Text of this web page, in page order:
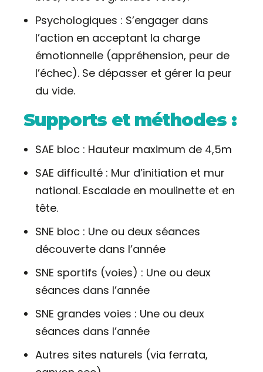
Psychologiques : S’engager dans
l’action en acceptant la charge
émotionnelle (appréhension, peur de
l’échec). Se dépasser et gérer la peur
du vide.
Supports et méthodes :
SAE bloc : Hauteur maximum de 4,5m
SAE difficulté : Mur d’initiation et mur
national. Escalade en moulinette et en
tête.
SNE bloc : Une ou deux séances
découverte dans l’année
SNE sportifs (voies) : Une ou deux
séances dans l’année
SNE grandes voies : Une ou deux
séances dans l’année
Autres sites naturels (via ferrata,